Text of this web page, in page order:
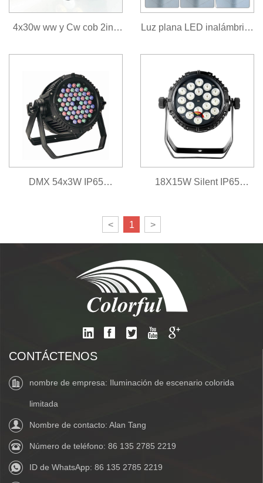
4x30w ww y Cw cob 2in1
luces par con puerta de
almacén
Luz plana LED inalámbrica
alimentada por batería al
aire libre 6x18w
DMX 54x3W IP65 18X15W Silent IP65
< 1 >
CONTÁCTENOS
nombre de empresa: Iluminación de escenario colorida
limitada
Nombre de contacto: Alan Tang
Número de teléfono: 86 135 2785 2219
ID de WhatsApp: 86 135 2785 2219